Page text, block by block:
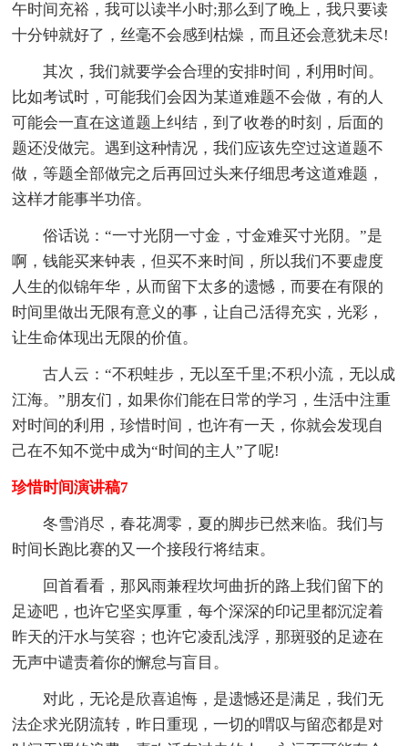
午时间充裕，我可以读半小时;那么到了晚上，我只要读
十分钟就好了，丝毫不会感到枯燥，而且还会意犹未尽!
其次，我们就要学会合理的安排时间，利用时间。
比如考试时，可能我们会因为某道难题不会做，有的人
可能会一直在这道题上纠结，到了收卷的时刻，后面的
题还没做完。遇到这种情况，我们应该先空过这道题不
做，等题全部做完之后再回过头来仔细思考这道难题，
这样才能事半功倍。
俗话说：“一寸光阴一寸金，寸金难买寸光阴。”是
啊，钱能买来钟表，但买不来时间，所以我们不要虚度
人生的似锦年华，从而留下太多的遗憾，而要在有限的
时间里做出无限有意义的事，让自己活得充实，光彩，
让生命体现出无限的价值。
古人云：“不积蛙步，无以至千里;不积小流，无以成
江海。”朋友们，如果你们能在日常的学习，生活中注重
对时间的利用，珍惜时间，也许有一天，你就会发现自
己在不知不觉中成为“时间的主人”了呢!
珍惜时间演讲稿7
冬雪消尽，春花凋零，夏的脚步已然来临。我们与
时间长跑比赛的又一个接段行将结束。
回首看看，那风雨兼程坎坷曲折的路上我们留下的
足迹吧，也许它坚实厚重，每个深深的印记里都沉淀着
昨天的汗水与笑容；也许它凌乱浅浮，那斑驳的足迹在
无声中谴责着你的懈怠与盲目。
对此，无论是欣喜追悔，是遗憾还是满足，我们无
法企求光阴流转，昨日重现，一切的喟叹与留恋都是对